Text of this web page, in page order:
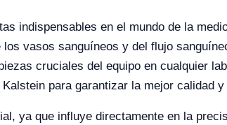
indispensables en el mundo de la
vasos sanguíneos y del flujo
cruciales del equipo en cualquier
para garantizar la mejor calidad
ya que influye directamente en la